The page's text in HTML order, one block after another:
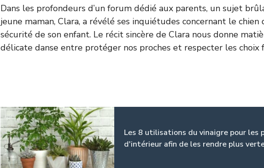
Dans les profondeurs d’un forum dédié aux parents, un sujet
jeune maman, Clara, a révélé ses inquiétudes concernant le
sécurité de son enfant. Le récit sincère de Clara nous donne
délicate danse entre protéger nos proches et respecter les choix
Les 8 utilisations du vinaigre pour les
d'intérieur afin de les rendre plus